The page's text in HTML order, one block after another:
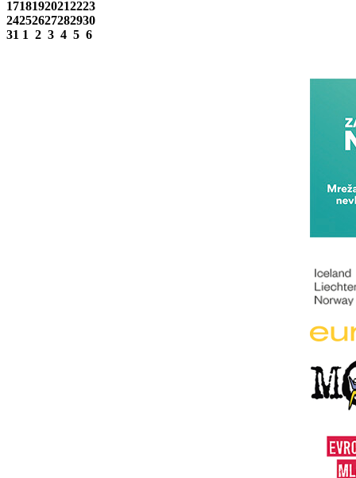
17181920212223
24252627282930
31 1 2 3 4 5 6